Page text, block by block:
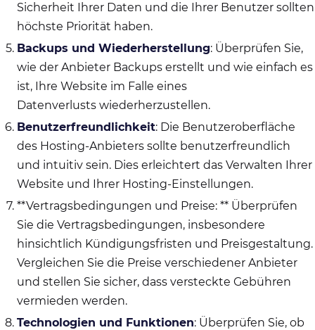
Sicherheit Ihrer Daten und die Ihrer Benutzer sollten
höchste Priorität haben.
Backups und Wiederherstellung: Überprüfen Sie,
wie der Anbieter Backups erstellt und wie einfach es
ist, Ihre Website im Falle eines
Datenverlusts wiederherzustellen.
Benutzerfreundlichkeit: Die Benutzeroberfläche
des Hosting-Anbieters sollte benutzerfreundlich
und intuitiv sein. Dies erleichtert das Verwalten Ihrer
Website und Ihrer Hosting-Einstellungen.
**Vertragsbedingungen und Preise: ** Überprüfen
Sie die Vertragsbedingungen, insbesondere
hinsichtlich Kündigungsfristen und Preisgestaltung.
Vergleichen Sie die Preise verschiedener Anbieter
und stellen Sie sicher, dass versteckte Gebühren
vermieden werden.
Technologien und Funktionen: Überprüfen Sie, ob